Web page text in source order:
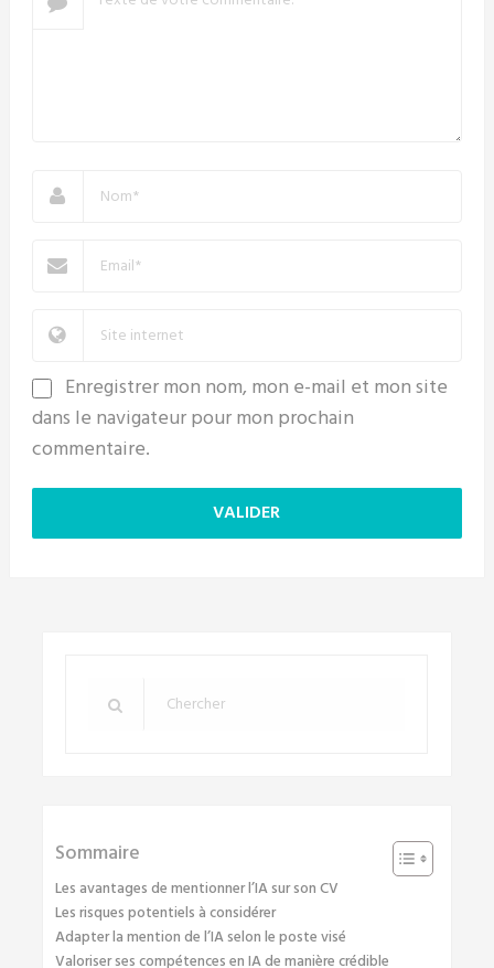
Enregistrer mon nom, mon e-mail et mon site
dans le navigateur pour mon prochain
commentaire.
Sommaire
Les avantages de mentionner l’IA sur son CV
Les risques potentiels à considérer
Adapter la mention de l’IA selon le poste visé
Valoriser ses compétences en IA de manière crédible